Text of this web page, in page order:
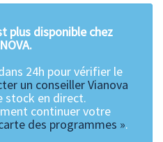
plus disponible chez
24h pour vérifier le
un conseiller Vianova
stock en direct.
continuer votre
des programmes ».